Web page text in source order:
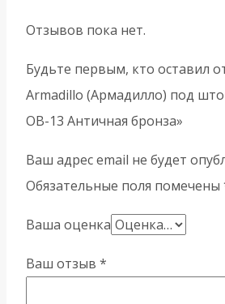
Отзывов пока нет.
Будьте первым, кто оставил
Armadillo (Армадилло) под
OB-13 Античная бронза»
Ваш адрес email не будет
Обязательные поля помечены
Ваша оценка
Ваш отзыв *